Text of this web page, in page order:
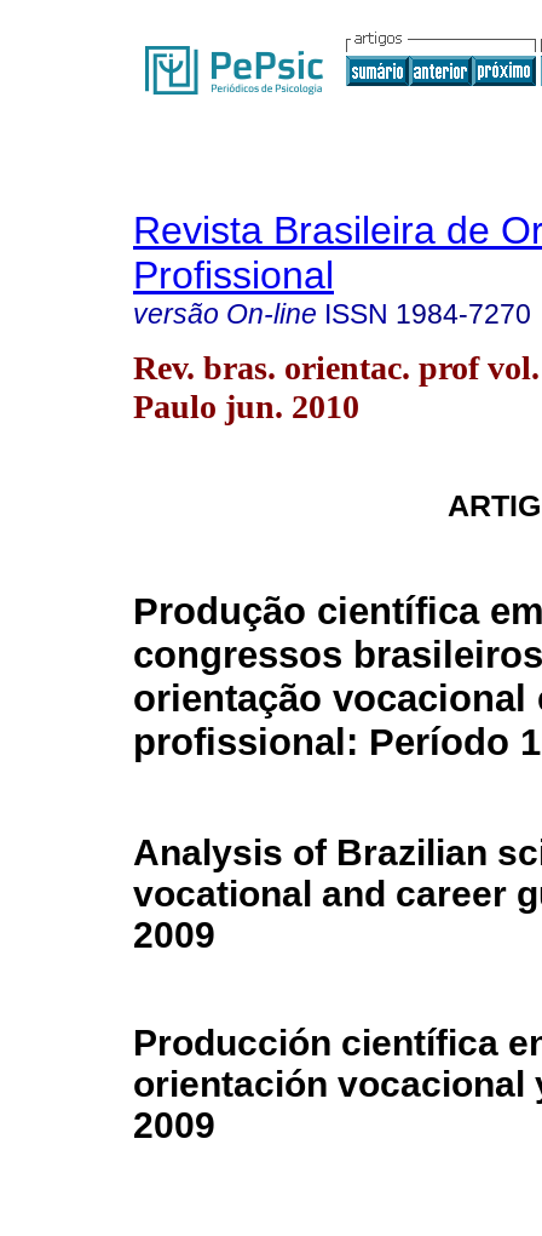
Revista Brasileira de
Profissional
versão On-line ISSN 1984-7270
Rev. bras. orientac. prof
Paulo jun. 2010
Produção científica
congressos
orientação vocacional
profissional: Período
Analysis of Brazilian
vocational and career
2009
Producción científica
orientación vocacional
2009